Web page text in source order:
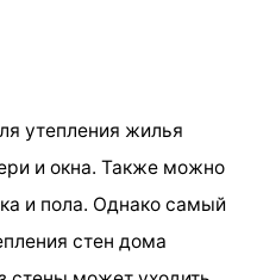
утепления жилья
и окна. Также можно
и пола. Однако самый
стен дома